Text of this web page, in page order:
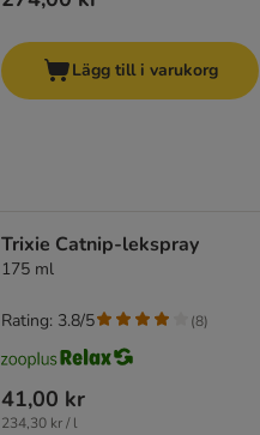
Lägg till i varukorg
Trixie Catnip-lekspray
175 ml
41,00 kr
234,30 kr / l
Rating: 3.8/5 (8)